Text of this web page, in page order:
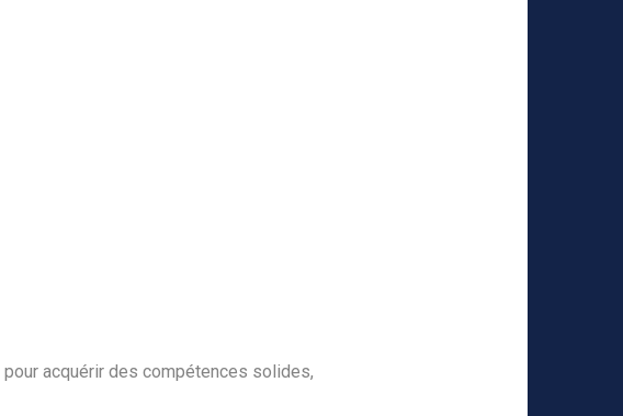
pour acquérir des compétences solides,